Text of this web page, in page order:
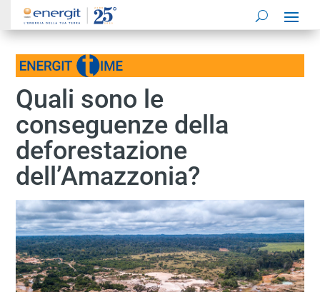
Quali sono le
conseguenze della
deforestazione
dell’Amazzonia?